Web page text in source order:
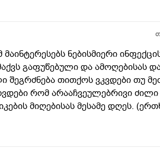
ანტიბიოტიკიდამნიშნა. და
ნებისმიერი
გაფუწებული და ამოღებისას
შეგრძნება თითქოს ვკვდები თუ
რომ არააჩვეულებრივი
მიღებისას მესამე დღეს.
და არ მაკმაყოფილებს